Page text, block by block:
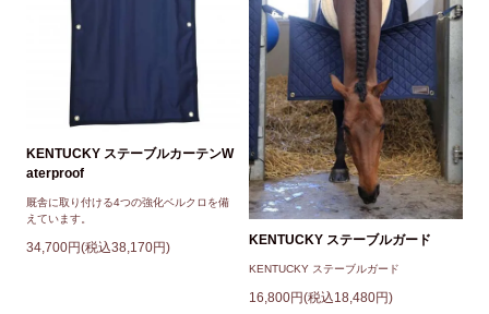
KENTUCKY ステーブルカーテンW
aterproof
厩舎に取り付ける4つの強化ベルクロを備
えています。
34,700円(税込38,170円)
KENTUCKY ステーブルガード
KENTUCKY ステーブルガード
16,800円(税込18,480円)